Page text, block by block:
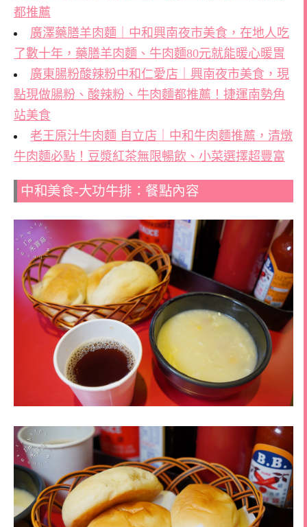
都推薦
廣澤藥膳羊肉麵｜中和興南夜市美食，在地人吃
了數十年，藥膳羊肉麵、牛肉麵80元就能暖心暖胃
廣東腸粉酸辣粉中和仁愛店｜興南夜市美食，現
點現做腸粉、酸辣粉、牛肉麵都推薦！捷運南勢角
站美食
老王原汁牛肉麵 自立店｜中和牛肉麵推薦，清燉
牛肉麵必點！豆漿紅茶無限暢飲、小菜選擇超豐富
中和美食-大功牛排：餐點內容